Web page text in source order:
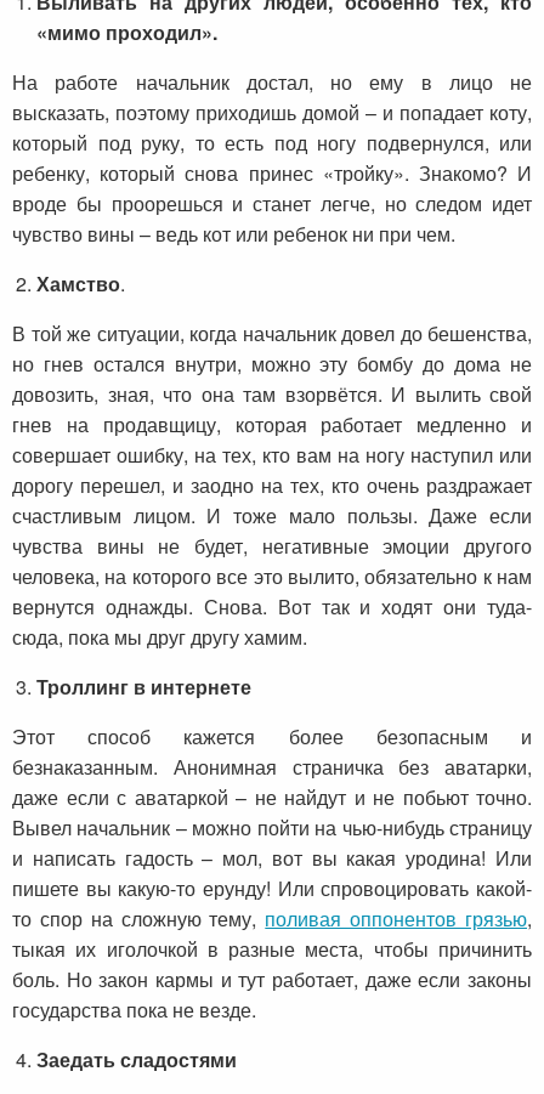
«мимо проходил».
На работе начальник достал, но ему в лицо не
высказать, поэтому приходишь домой – и попадает коту,
который под руку, то есть под ногу подвернулся, или
ребенку, который снова принес «тройку». Знакомо? И
вроде бы проорешься и станет легче, но следом идет
чувство вины – ведь кот или ребенок ни при чем.
Хамство.
В той же ситуации, когда начальник довел до бешенства,
но гнев остался внутри, можно эту бомбу до дома не
довозить, зная, что она там взорвётся. И вылить свой
гнев на продавщицу, которая работает медленно и
совершает ошибку, на тех, кто вам на ногу наступил или
дорогу перешел, и заодно на тех, кто очень раздражает
счастливым лицом. И тоже мало пользы. Даже если
чувства вины не будет, негативные эмоции другого
человека, на которого все это вылито, обязательно к нам
вернутся однажды. Снова. Вот так и ходят они туда-
сюда, пока мы друг другу хамим.
Троллинг в интернете
Этот способ кажется более безопасным и
безнаказанным. Анонимная страничка без аватарки,
даже если с аватаркой – не найдут и не побьют точно.
Вывел начальник – можно пойти на чью-нибудь страницу
и написать гадость – мол, вот вы какая уродина! Или
пишете вы какую-то ерунду! Или спровоцировать какой-
то спор на сложную тему, поливая оппонентов грязью,
тыкая их иголочкой в разные места, чтобы причинить
боль. Но закон кармы и тут работает, даже если законы
государства пока не везде.
Заедать сладостями